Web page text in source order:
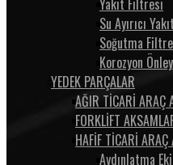
Yakıt Filtresi
Su Ayırıcı
Soğutma
Korozyon
YEDEK PARÇALAR
AĞIR TİCARİ ARAÇ
FORKLİFT
HAFİF TİCARİ
Aydınlatma